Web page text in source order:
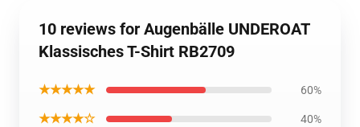
10 reviews for Augenbälle UNDEROAT
Klassisches T-Shirt RB2709
★★★★★ 60%
★★★★☆ 40%